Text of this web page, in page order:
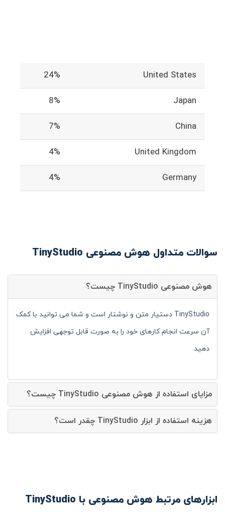
United States
24%
Japan
8%
China
7%
United Kingdom
4%
Germany
4%
سوالات متداول هوش مصنوعی TinyStudio
هوش مصنوعی TinyStudio چیست؟
TinyStudio دستیار متن و نوشتار است و شما می توانید با کمک
آن سرعت انجام کارهای خود را به صورت قابل توجهی افزایش
دهید.
مزایای استفاده از هوش مصنوعی TinyStudio چیست؟
هزینه استفاده از ابزار TinyStudio چقدر است؟
ابزارهای مرتبط هوش مصنوعی با TinyStudio